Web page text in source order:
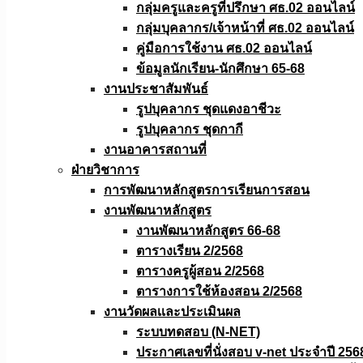
กลุ่มครูและครูที่ปรึกษา ศธ.02 ออนไลน์
กลุ่มบุคลากร/เจ้าหน้าที่ ศธ.02 ออนไลน์
คู่มือการใช้งาน ศธ.02 ออนไลน์
ข้อมูลนักเรียน-นักศึกษา 65-68
งานประชาสัมพันธ์
รูปบุคลากร ชุดแดงอาชีวะ
รูปบุคลากร ชุดกากี
งานอาคารสถานที่
ฝ่ายวิชาการ
การพัฒนาหลักสูตรการเรียนการสอน
งานพัฒนาหลักสูตร
งานพัฒนาหลักสูตร 66-68
ตารางเรียน 2/2568
ตารางครูผู้สอน 2/2568
ตารางการใช้ห้องสอน 2/2568
งานวัดผลเเละประเมินผล
ระบบทดสอบ (N-NET)
ประกาศเลขที่นั่งสอบ v-net ประจำปี